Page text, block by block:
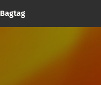
Bagtag